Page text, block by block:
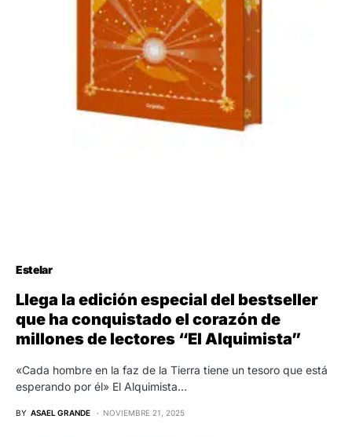
Estelar
Llega la edición especial del bestseller
que ha conquistado el corazón de
millones de lectores “El Alquimista”
«Cada hombre en la faz de la Tierra tiene un tesoro que está
esperando por él» El Alquimista…
BY ASAEL GRANDE NOVIEMBRE 21, 2025